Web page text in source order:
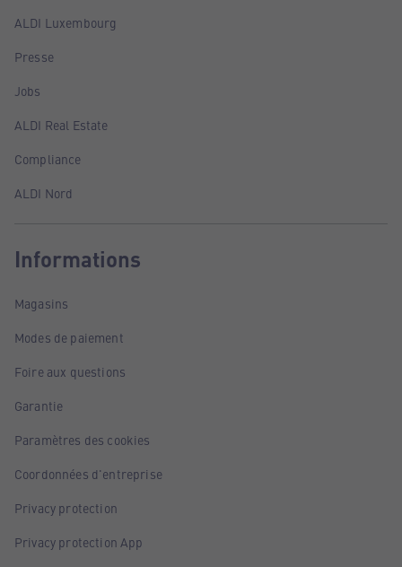
ALDI Luxembourg
Presse
Jobs
ALDI Real Estate
Compliance
ALDI Nord
Informations
Magasins
Modes de paiement
Foire aux questions
Garantie
Paramètres des cookies
Coordonnées d'entreprise
Privacy protection
Privacy protection App